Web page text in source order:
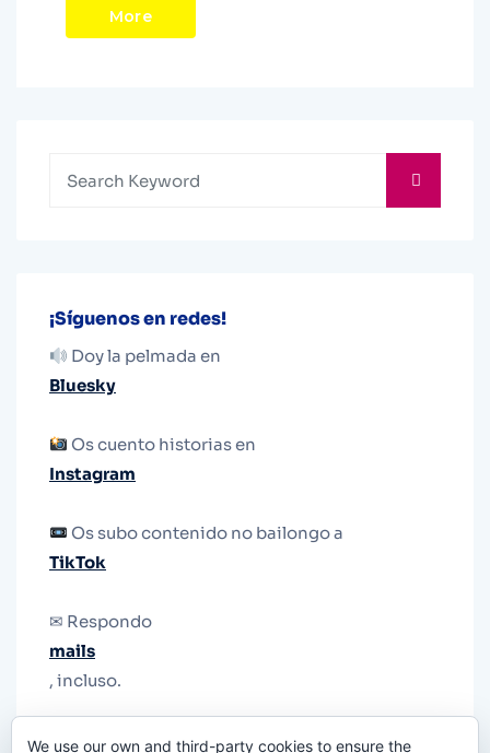
More
¡Síguenos en redes!
Doy la pelmada en
Bluesky
Os cuento historias en
Instagram
Os subo contenido no bailongo a
TikTok
✉ Respondo
mails
, incluso.
We use our own and third-party cookies to ensure the